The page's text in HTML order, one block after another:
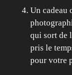
Un cadeau
qui sort de
pris le
pour votre